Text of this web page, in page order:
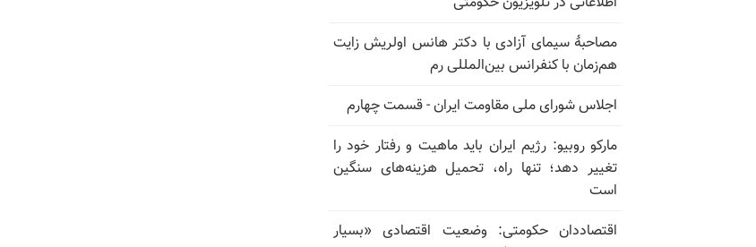
مصاحبهٔ سیمای آزادی با دکتر هانس اولریش زایت
هم‌زمان با کنفرانس بین‌المللی رم
اجلاس شورای ملی مقاومت ایران - قسمت چهارم
مارکو روبیو: رژیم ایران باید ماهیت و رفتار خود را
تغییر دهد؛ تنها راه، تحمیل هزینه‌های سنگین
است
اقتصاددان حکومتی: وضعیت اقتصادی «بسیار